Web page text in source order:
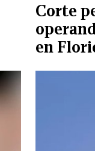
Corte
en